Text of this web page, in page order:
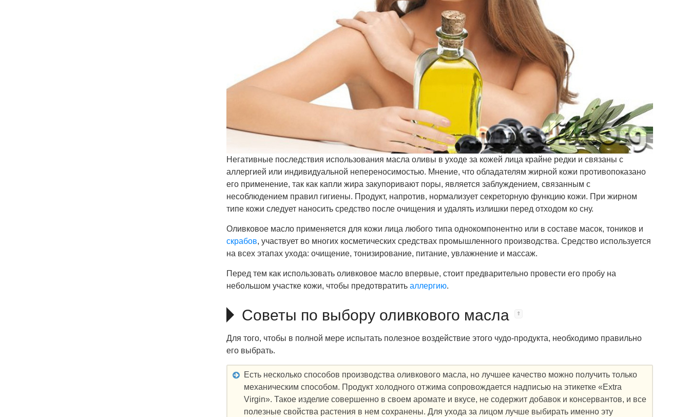
Негативные последствия использования масла оливы в уходе за кожей лица крайне редки и связаны с
аллергией или индивидуальной непереносимостью. Мнение, что обладателям жирной кожи противопоказано
его применение, так как капли жира закупоривают поры, является заблуждением, связанным с
несоблюдением правил гигиены. Продукт, напротив, нормализует секреторную функцию кожи. При жирном
типе кожи следует наносить средство после очищения и удалять излишки перед отходом ко сну.
Оливковое масло применяется для кожи лица любого типа однокомпонентно или в составе масок, тоников и
скрабов, участвует во многих косметических средствах промышленного производства. Средство используется
на всех этапах ухода: очищение, тонизирование, питание, увлажнение и массаж.
Перед тем как использовать оливковое масло впервые, стоит предварительно провести его пробу на
небольшом участке кожи, чтобы предотвратить аллергию.
Советы по выбору оливкового масла
Для того, чтобы в полной мере испытать полезное воздействие этого чудо-продукта, необходимо правильно
его выбрать.
Есть несколько способов производства оливкового масла, но лучшее качество можно получить только
механическим способом. Продукт холодного отжима сопровождается надписью на этикетке «Extra
Virgin». Такое изделие совершенно в своем аромате и вкусе, не содержит добавок и консервантов, и все
полезные свойства растения в нем сохранены. Для ухода за лицом лучше выбирать именно эту